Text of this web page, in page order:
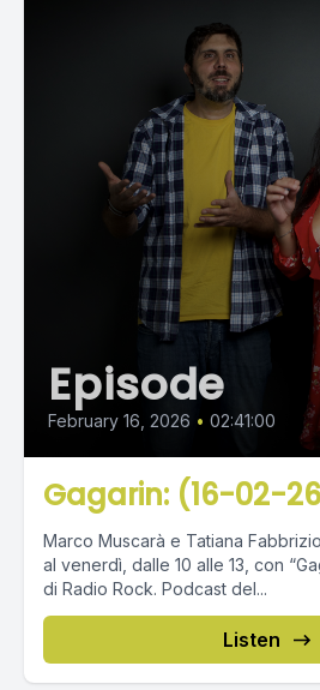
Episode
February 16, 2026 • 02:41:00
Gagarin: (16-02-
Marco Muscarà e Tatiana
al venerdì, dalle 10 alle 13, con
di Radio Rock. Podcast del...
Listen
Episode 0